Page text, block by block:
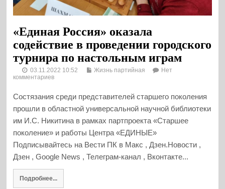
«Единая Россия» оказала
содействие в проведении городского
турнира по настольным играм
03.11.2022 10:52 Жизнь партийная
Нет
комментариев
Состязания среди представителей старшего поколения
прошли в областной универсальной научной библиотеки
им И.С. Никитина в рамках партпроекта «Старшее
поколение» и работы Центра «ЕДИНЫЕ»
Подписывайтесь на Вести ПК в Макс , Дзен.Новости ,
Дзен , Google News , Телеграм-канал , Вконтакте...
Подробнее...